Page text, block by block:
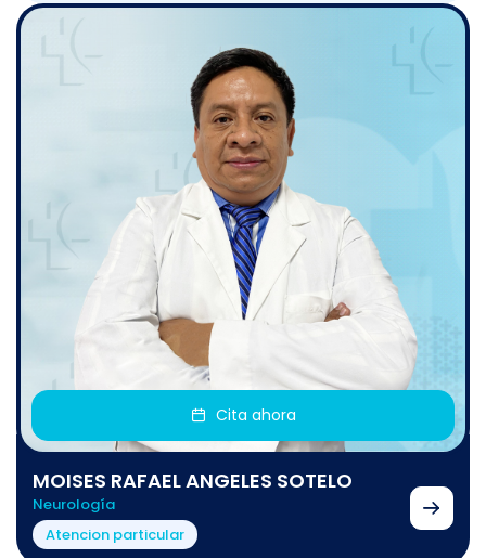
Cita ahora
MOISES RAFAEL ANGELES SOTELO
Neurología
Atencion particular